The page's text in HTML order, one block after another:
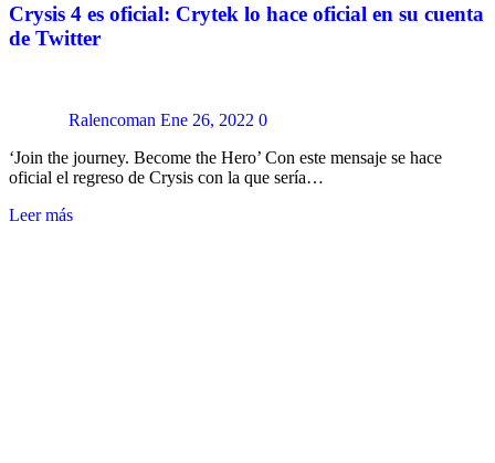
Crysis 4 es oficial: Crytek lo hace oficial en su cuenta
de Twitter
Ralencoman Ene 26, 2022 0
‘Join the journey. Become the Hero’ Con este mensaje se hace
oficial el regreso de Crysis con la que sería…
Leer más